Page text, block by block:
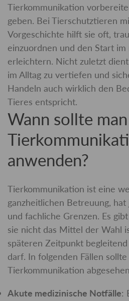
Tierkommunikation
geben. Bei Tierschutztieren
Vorgeschichte hilft sie oft,
einzuordnen und den Start im
erleichtern. Nicht zuletzt
im Alltag zu vertiefen und
Handeln auch wirklich den
Tieres entspricht.
Wann sollte man
anwenden?
Tierkommunikation ist eine
ganzheitlichen Betreuung,
und fachliche Grenzen. Es
sie nicht das Mittel der Wahl
späteren Zeitpunkt
darf. In folgenden Fällen
Tierkommunikation
Akute medizinische Notfälle: